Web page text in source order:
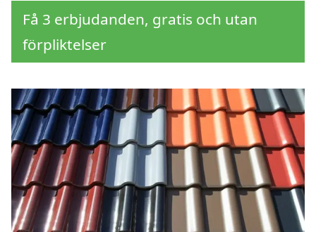
Få 3 erbjudanden, gratis och utan
förpliktelser